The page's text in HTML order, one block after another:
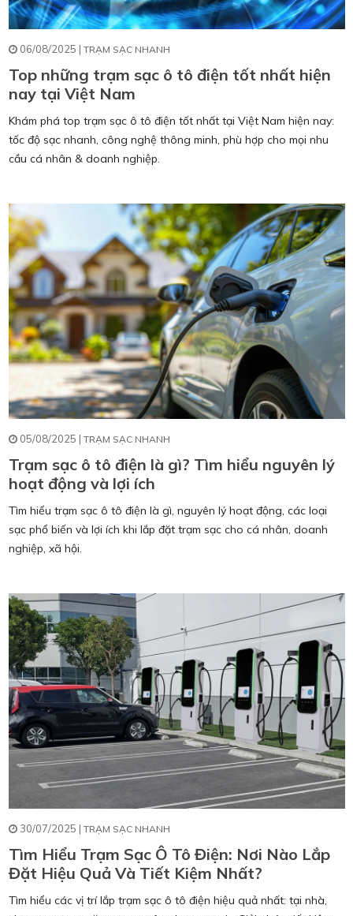
06/08/2025 | TRẠM SẠC NHANH
Top những trạm sạc ô tô điện tốt nhất hiện
nay tại Việt Nam
Khám phá top trạm sạc ô tô điện tốt nhất tại Việt Nam hiện nay:
tốc độ sạc nhanh, công nghệ thông minh, phù hợp cho mọi nhu
cầu cá nhân & doanh nghiệp.
05/08/2025 | TRẠM SẠC NHANH
Trạm sạc ô tô điện là gì? Tìm hiểu nguyên lý
hoạt động và lợi ích
Tìm hiểu trạm sạc ô tô điện là gì, nguyên lý hoạt động, các loại
sạc phổ biến và lợi ích khi lắp đặt trạm sạc cho cá nhân, doanh
nghiệp, xã hội.
30/07/2025 | TRẠM SẠC NHANH
Tìm Hiểu Trạm Sạc Ô Tô Điện: Nơi Nào Lắp
Đặt Hiệu Quả Và Tiết Kiệm Nhất?
Tìm hiểu các vị trí lắp trạm sạc ô tô điện hiệu quả nhất: tại nhà,